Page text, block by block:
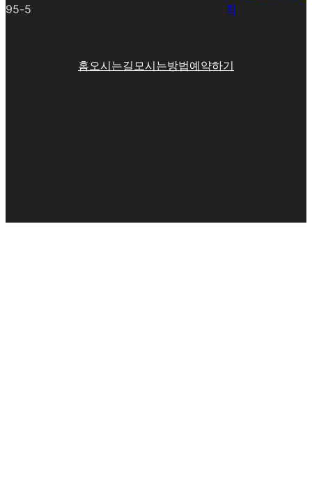
95-5
침
홈오시는길모시는방법예약하기